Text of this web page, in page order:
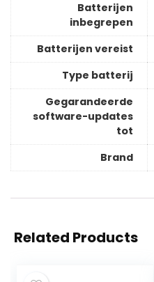
Batterijen
inbegrepen
Batterijen vereist
Type batterij
Gegarandeerde
software-updates
tot
Brand
Related Products